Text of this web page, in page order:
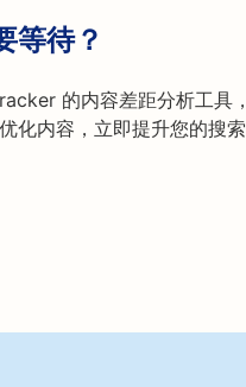
等待？
的内容差距分析工具
化内容，立即提升您的搜